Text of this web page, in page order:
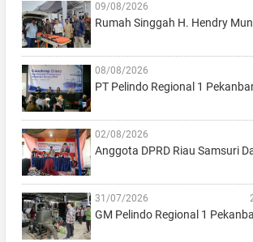
09/08/2026
Rumah Singgah H. Hendry
08/08/2026
PT Pelindo Regional 1
02/08/2026
Anggota DPRD Riau Samsuri
31/07/2026
GM Pelindo Regional 1